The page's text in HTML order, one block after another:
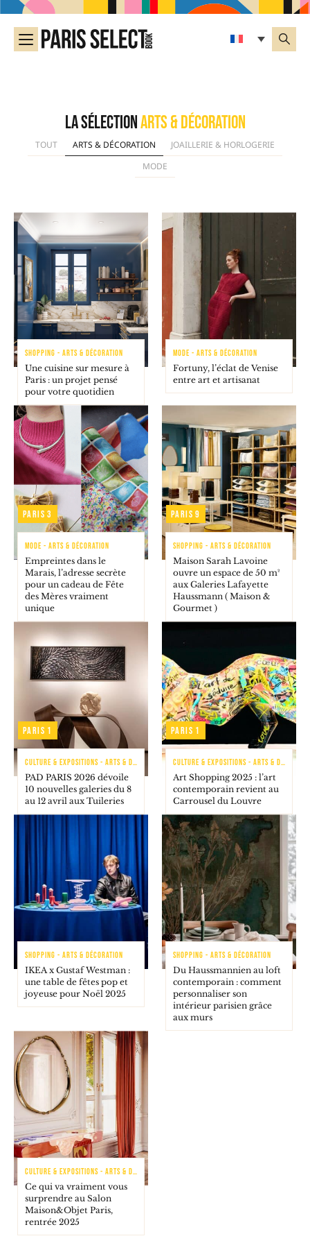
La sélectionArts & Décoration
TOUT ARTS & DÉCORATION
JOAILLERIE & HORLOGERIE
MODE
SHOPPING - ARTS & DÉCORATION
Une cuisine sur mesure à
Paris : un projet pensé
pour votre quotidien
MODE - ARTS & DÉCORATION
Fortuny, l’éclat de Venise
entre art et artisanat
Paris 3
MODE - ARTS & DÉCORATION
Empreintes dans le
Marais, l’adresse secrète
pour un cadeau de Fête
des Mères vraiment
unique
Paris 9
SHOPPING - ARTS & DÉCORATION
Maison Sarah Lavoine
ouvre un espace de 50 m²
aux Galeries Lafayette
Haussmann ( Maison &
Gourmet )
Paris 1
CULTURE & EXPOSITIONS - ARTS & DÉCORATION
PAD PARIS 2026 dévoile
10 nouvelles galeries du 8
au 12 avril aux Tuileries
Paris 1
CULTURE & EXPOSITIONS - ARTS & DÉCORATION
Art Shopping 2025 : l’art
contemporain revient au
Carrousel du Louvre
SHOPPING - ARTS & DÉCORATION
IKEA x Gustaf Westman :
une table de fêtes pop et
joyeuse pour Noël 2025
SHOPPING - ARTS & DÉCORATION
Du Haussmannien au loft
contemporain : comment
personnaliser son
intérieur parisien grâce
aux murs
CULTURE & EXPOSITIONS - ARTS & DÉCORATION
Ce qui va vraiment vous
surprendre au Salon
Maison&Objet Paris,
rentrée 2025